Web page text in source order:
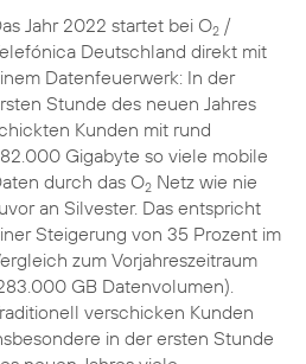
Jahr 2022 startet bei O2/
Deutschland direkt mit
Datenfeuerwerk: In der
Stunde des neuen Jahres
Kunden mit rund
Gigabyte so viele mobile
durch das O2Netz wie nie
an Silvester. Das entspricht
Steigerung von 35 Prozent im
zum Vorjahreszeitraum
GB Datenvolumen).
verschicken Kunden
in der ersten Stunde